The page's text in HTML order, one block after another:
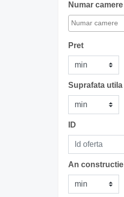
Numar camere
Pret
Suprafata utila
ID
An constructie